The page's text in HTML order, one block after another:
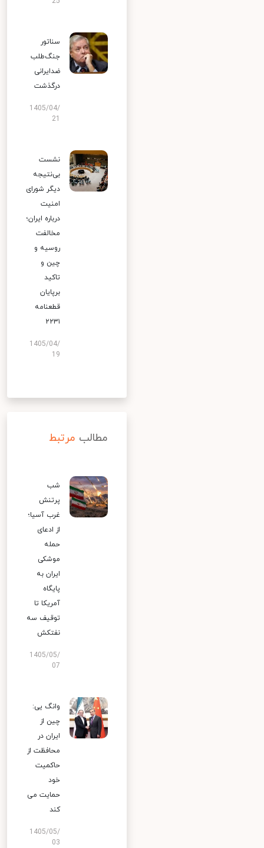
سناتور
جنگ‌طلب
ضدایرانی
درگذشت
1405/04/
نشست
بی‌نتیجه
دیگر شورای
امنیت
درباره ایران؛
مخالفت
روسیه و
چین و
تاکید
برپایان
قطعنامه
۲۲۳۱
1405/04/
19
مطالب مرتبط
شب
پرتنش
غرب آسیا؛
از ادعای
حمله
موشکی
ایران به
پایگاه
آمریکا تا
توقیف سه
نفتکش
1405/05/
07
وانگ یی:
چین از
ایران در
محافظت از
حاکمیت
خود
حمایت می
کند
1405/05/
03